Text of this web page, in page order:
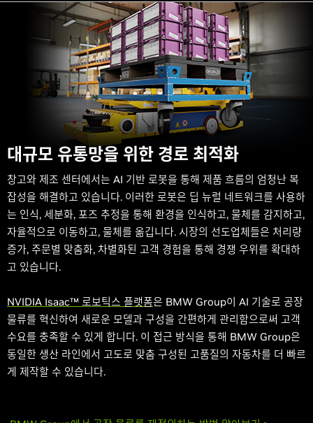
대규모 유통망을 위한 경로 최적화
창고와 제조 센터에서는 AI 기반 로봇을 통해 제품 흐름의 엄청난 복
잡성을 해결하고 있습니다. 이러한 로봇은 딥 뉴럴 네트워크를 사용하
는 인식, 세분화, 포즈 추정을 통해 환경을 인식하고, 물체를 감지하고,
자율적으로 이동하고, 물체를 옮깁니다. 시장의 선도업체들은 처리량
증가, 주문별 맞춤화, 차별화된 고객 경험을 통해 경쟁 우위를 확대하
고 있습니다.
NVIDIA Isaac™ 로보틱스 플랫폼은 BMW Group이 AI 기술로 공장
물류를 혁신하여 새로운 모델과 구성을 간편하게 관리함으로써 고객
수요를 충족할 수 있게 합니다. 이 접근 방식을 통해 BMW Group은
동일한 생산 라인에서 고도로 맞춤 구성된 고품질의 자동차를 더 빠르
게 제작할 수 있습니다.